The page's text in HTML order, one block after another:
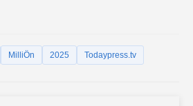
MilliÖn 2025 Todaypress.tv